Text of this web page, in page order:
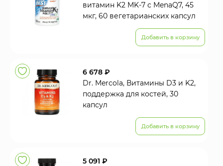
витамин K2 MK-7 с MenaQ7, 45
мкг, 60 вегетарианских капсул
Добавить в корзину
6 678 ₽
Dr. Mercola, Витамины D3 и K2,
поддержка для костей, 30
капсул
Добавить в корзину
5 091 ₽